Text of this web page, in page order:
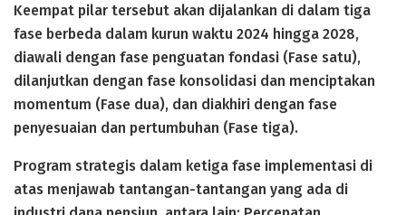
Keempat pilar tersebut akan dijalankan di dalam tiga
fase berbeda dalam kurun waktu 2024 hingga 2028,
diawali dengan fase penguatan fondasi (Fase satu),
dilanjutkan dengan fase konsolidasi dan menciptakan
momentum (Fase dua), dan diakhiri dengan fase
penyesuaian dan pertumbuhan (Fase tiga).
Program strategis dalam ketiga fase implementasi di
atas menjawab tantangan-tantangan yang ada di